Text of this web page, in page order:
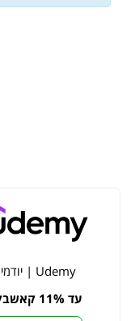
Udemy | יודמי
עד 11% קאשבק